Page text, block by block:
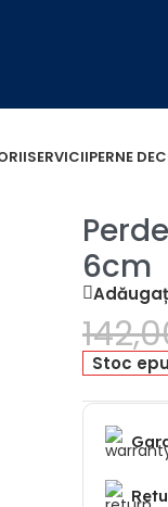
SERVICIIPERNE
6cm
Stoc